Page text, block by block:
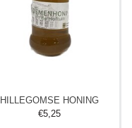
HILLEGOMSE HONING
€5,25